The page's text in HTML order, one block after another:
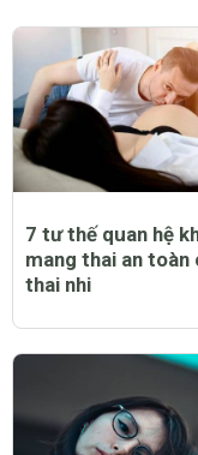
7 tư thế quan hệ
mang thai an toàn
thai nhi